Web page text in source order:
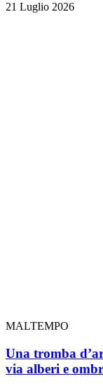
21 Luglio 2026
MALTEMPO
Una tromba
via alberi e